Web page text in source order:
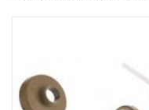
UPGRADE PARTS